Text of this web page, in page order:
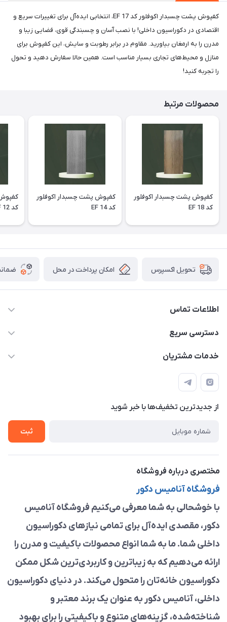
کفپوش پشت چسبدار اکوفلور کد EF 17، انتخابی ایده‌آل برای تغییرات سریع و
اقتصادی در دکوراسیون داخلی! با نصب آسان و چسبندگی قوی، فضایی زیبا و
مدرن را به ارمغان بیاورید. مقاوم در برابر رطوبت و سایش، این کفپوش برای
منازل و محیط‌های تجاری بسیار مناسب است. همین حالا سفارش دهید و تحول
را تجربه کنید!
محصولات مرتبط
کفپوش پشت چسبدار اکوفلور
کد EF 18
کفپوش پشت چسبدار اکوفلور
کد EF 14
کد EF 12
تحویل اکسپرس امکان پرداخت در محل
اطلاعات تماس
09913878908 _ 09201096459 _ 021.28424157
دسترسی سریع
حساب کاربری
لیست محصولات
درباره ما
خدمات مشتریان
قوانین و مقررات
حریم خصوصی
راهنما
از جدید‌ترین تخفیف‌ها با‌ خبر شوید
ثبت
مختصری درباره فروشگاه
فروشگاه آنامیس دکور
با خوشحالی به شما معرفی می‌کنیم فروشگاه آنامیس
دکور، مقصدی ایده‌آل برای تمامی نیازهای دکوراسیون
داخلی شما. ما به شما انواع محصولات باکیفیت و مدرن را
ارائه می‌دهیم که به زیباترین و کاربردی‌ترین شکل ممکن
دکوراسیون خانه‌تان را متحول می‌کند. در دنیای دکوراسیون
داخلی، آنامیس دکور به عنوان یک برند معتبر و
شناخته‌شده، گزینه‌های متنوع و باکیفیتی را برای بهبود